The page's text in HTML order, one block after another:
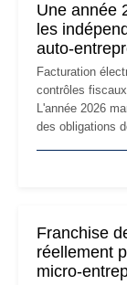
Une année
les
auto-
Facturation
contrôles
L'année 2026
des obligations
les auto-
Franchise
réellement
micro-